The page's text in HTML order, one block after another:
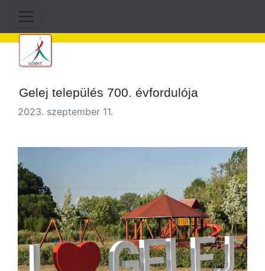
Gelej település 700. évfordulója
2023. szeptember 11.